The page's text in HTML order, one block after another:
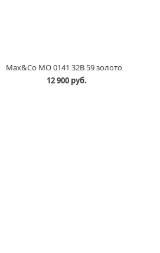
Max&Co MO 0141 32B 59 золото
12 900 руб.